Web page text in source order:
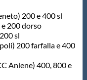
200 e 400 sl
200 dorso
sl
200 farfalla e 400
Aniene) 400, 800 e